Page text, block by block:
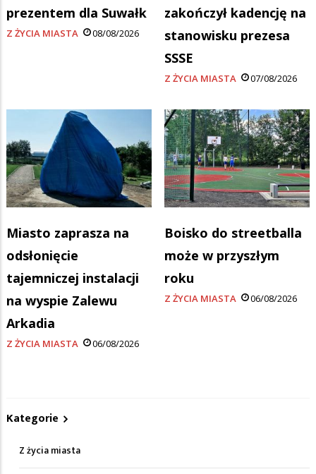
prezentem dla Suwałk
Z ŻYCIA MIASTA 08/08/2026
zakończył kadencję na
stanowisku prezesa
SSSE
Z ŻYCIA MIASTA 07/08/2026
Miasto zaprasza na
odsłonięcie
tajemniczej instalacji
na wyspie Zalewu
Arkadia
Z ŻYCIA MIASTA 06/08/2026
Boisko do streetballa
może w przyszłym
roku
Z ŻYCIA MIASTA 06/08/2026
Kategorie
Z życia miasta